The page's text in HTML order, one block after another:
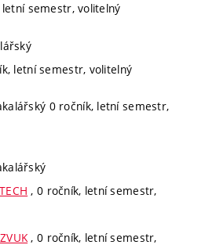
letní semestr, volitelný
letní semestr, volitelný
0 ročník, letní semestr,
, 0 ročník, letní semestr,
, 0 ročník, letní semestr,